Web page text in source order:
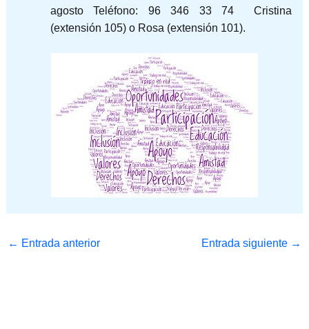
agosto Teléfono: 96 346 33 74 Cristina
(extensión 105) o Rosa (extensión 101).
← Entrada anterior Entrada siguiente →